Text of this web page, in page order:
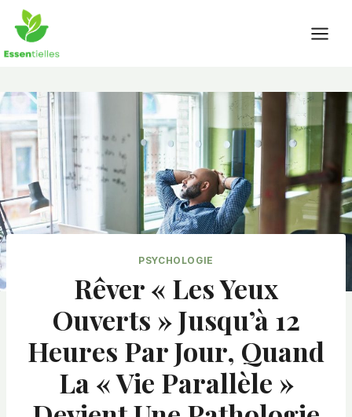
Skip
content
PSYCHOLOGIE
Rêver « Les Yeux
Ouverts » Jusqu’à 12
Heures Par Jour, Quand
La « Vie Parallèle »